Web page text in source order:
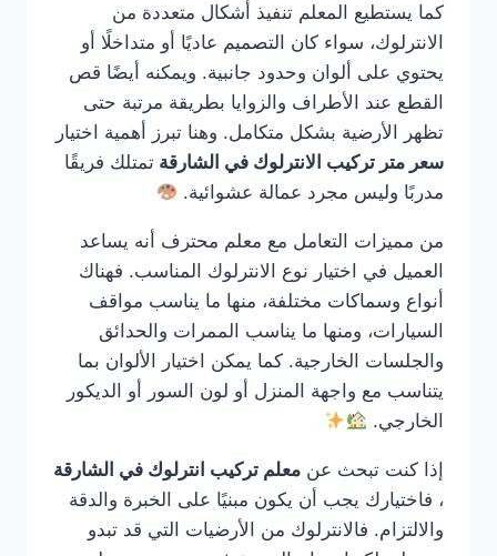
كما يستطيع المعلم تنفيذ أشكال متعددة من
الانترلوك، سواء كان التصميم عاديًا أو متداخلًا أو
يحتوي على ألوان وحدود جانبية. ويمكنه أيضًا قص
القطع عند الأطراف والزوايا بطريقة مرتبة حتى
تظهر الأرضية بشكل متكامل. وهنا تبرز أهمية اختيار
سعر متر تركيب الانترلوك في الشارقة تمتلك فريقًا
مدربًا وليس مجرد عمالة عشوائية.
من مميزات التعامل مع معلم محترف أنه يساعد
العميل في اختيار نوع الانترلوك المناسب. فهناك
أنواع وسماكات مختلفة، منها ما يناسب مواقف
السيارات، ومنها ما يناسب الممرات والحدائق
والجلسات الخارجية. كما يمكن اختيار الألوان بما
يتناسب مع واجهة المنزل أو لون السور أو الديكور
الخارجي.
إذا كنت تبحث عن معلم تركيب انترلوك في الشارقة
، فاختيارك يجب أن يكون مبنيًا على الخبرة والدقة
والالتزام. فالانترلوك من الأرضيات التي قد تبدو